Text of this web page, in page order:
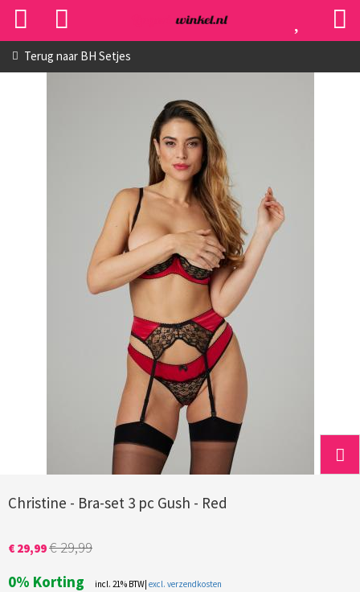
Terug naar BH Setjes
Christine - Bra-set 3 pc Gush - Red
€ 29,99€ 29,99
0% Korting incl. 21% BTW| excl. verzendkosten